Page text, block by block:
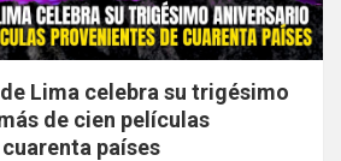
Lima celebra su trigésimo
de cien películas
países